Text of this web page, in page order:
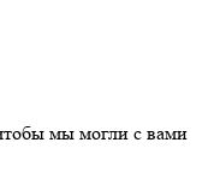
мы могли с вами